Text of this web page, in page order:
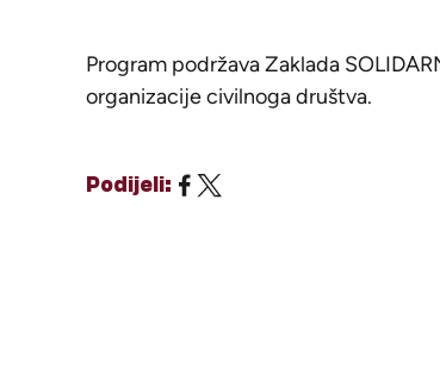
Program podržava Zaklada
organizacije civilnoga društva.
Podijeli: